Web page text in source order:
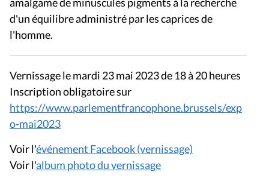
d'un équilibre administré par les caprices de
l'homme.
Vernissage le mardi 23 mai 2023 de 18 à 20 heures
Inscription obligatoire sur
https://www.parlementfrancophone.brussels/exp
o-mai2023
Voir l'événement Facebook (vernissage)
Voir l'album photo du vernissage